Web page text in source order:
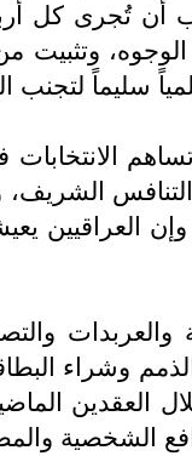
أن تُجرى كل
وتثبيت
سليماً لتجنب
الانتخابات
العراقيين
وشراء
خلال